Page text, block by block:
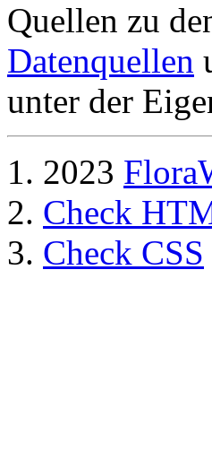
Quellen zu
Datenquellen
unter der
2023
Check
Check CSS